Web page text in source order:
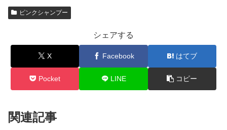
ピンクシャンプー
シェアする
X Facebook はてブ
Pocket LINE コピー
関連記事